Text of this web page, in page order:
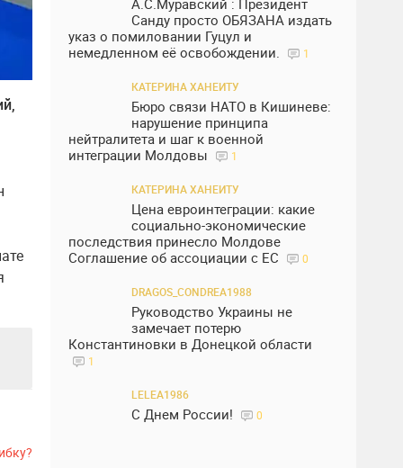
А.С.Муравский : Президент
Санду просто ОБЯЗАНА издать
указ о помиловании Гуцул и
немедленном её освобождении.
1
КАТЕРИНА ХАНЕИТУ
Бюро связи НАТО в Кишиневе:
нарушение принципа
нейтралитета и шаг к военной
интеграции Молдовы
1
КАТЕРИНА ХАНЕИТУ
Цена евроинтеграции: какие
социально-экономические
последствия принесло Молдове
Соглашение об ассоциации с ЕС
0
DRAGOS_CONDREA1988
Руководство Украины не
замечает потерю
Константиновки в Донецкой области
1
LELEA1986
С Днем России! 0